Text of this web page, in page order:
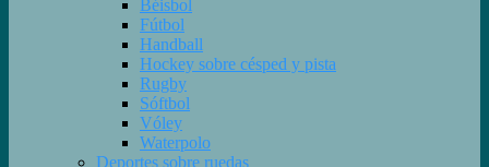
Béisbol
Fútbol
Handball
Hockey sobre césped y pista
Rugby
Sóftbol
Vóley
Waterpolo
Deportes sobre ruedas